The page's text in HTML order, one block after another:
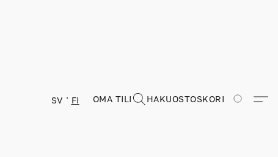
SV FI OMA TILI HAKUOSTOSKORI